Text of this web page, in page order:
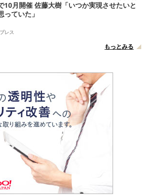
10月開催 佐藤大樹「いつか実現させたいと
っていた」
レス
もっとみる